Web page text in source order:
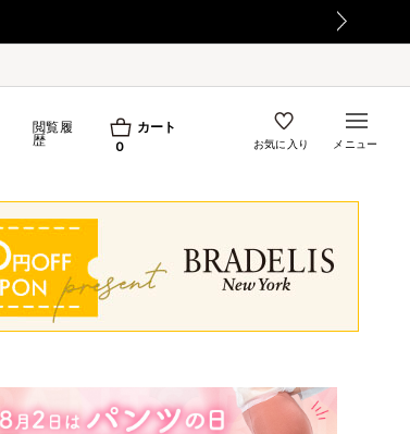
震の影響によるお荷物のお届け遅延について
閲覧履
歴
カート
0
お気に入り メニュー